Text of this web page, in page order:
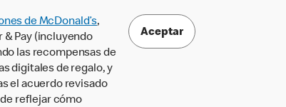
de McDonald’s,
Pay (incluyendo
las recompensas de
digitales de regalo, y
el acuerdo revisado
reflejar cómo
Aceptar